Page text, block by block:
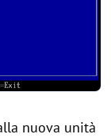
nuova unità